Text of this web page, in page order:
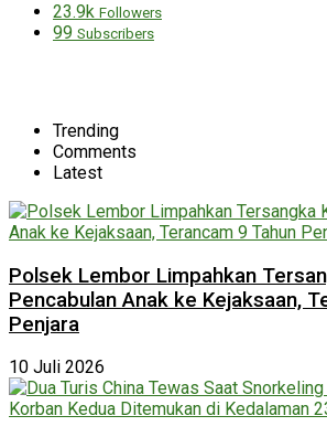
23.9k Followers
99 Subscribers
Trending
Comments
Latest
Polsek Lembor Limpahkan
Pencabulan Anak ke Kejaksaan,
Penjara
10 Juli 2026